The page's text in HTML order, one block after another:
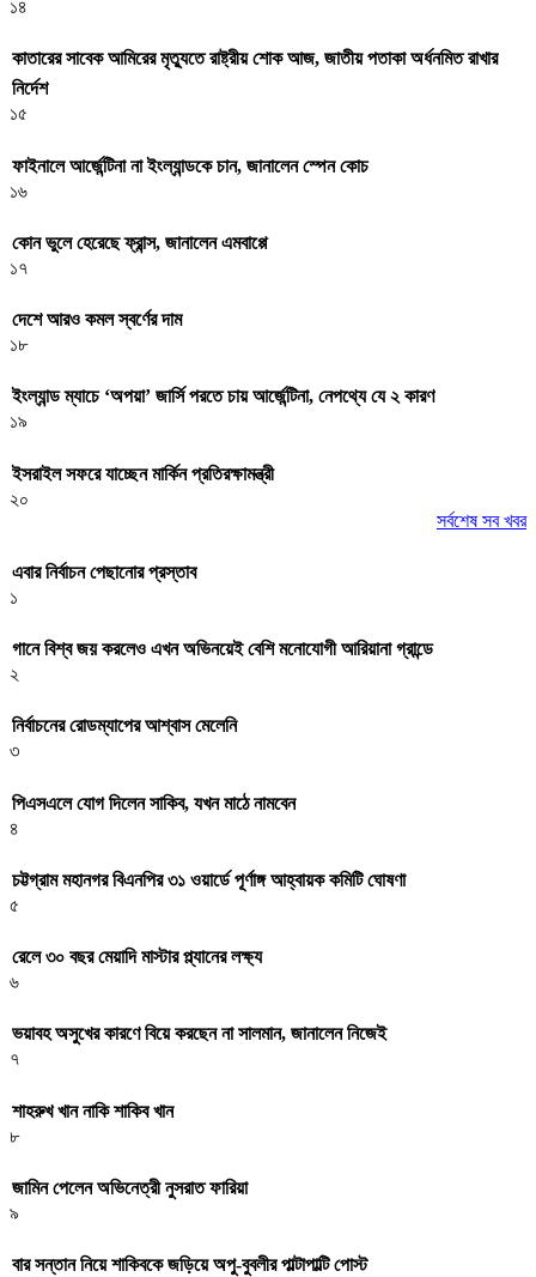
১৪
কাতারের সাবেক আমিরের মৃত্যুতে রাষ্ট্রীয় শোক আজ, জাতীয় পতাকা অর্ধনমিত রাখার
নির্দেশ
১৫
ফাইনালে আর্জেন্টিনা না ইংল্যান্ডকে চান, জানালেন স্পেন কোচ
১৬
কোন ভুলে হেরেছে ফ্রান্স, জানালেন এমবাপ্পে
১৭
দেশে আরও কমল স্বর্ণের দাম
১৮
ইংল্যান্ড ম্যাচে ‘অপয়া’ জার্সি পরতে চায় আর্জেন্টিনা, নেপথ্যে যে ২ কারণ
১৯
ইসরাইল সফরে যাচ্ছেন মার্কিন প্রতিরক্ষামন্ত্রী
২০
সর্বশেষ সব খবর
এবার নির্বাচন পেছানোর প্রস্তাব
১
গানে বিশ্ব জয় করলেও এখন অভিনয়েই বেশি মনোযোগী আরিয়ানা গ্রান্ডে
২
নির্বাচনের রোডম্যাপের আশ্বাস মেলেনি
৩
পিএসএলে যোগ দিলেন সাকিব, যখন মাঠে নামবেন
৪
চট্টগ্রাম মহানগর বিএনপির ৩১ ওয়ার্ডে পূর্ণাঙ্গ আহ্বায়ক কমিটি ঘোষণা
৫
রেলে ৩০ বছর মেয়াদি মাস্টার প্ল্যানের লক্ষ্য
৬
ভয়াবহ অসুখের কারণে বিয়ে করছেন না সালমান, জানালেন নিজেই
৭
শাহরুখ খান নাকি শাকিব খান
৮
জামিন পেলেন অভিনেত্রী নুসরাত ফারিয়া
৯
বার সন্তান নিয়ে শাকিবকে জড়িয়ে অপু-বুবলীর পাল্টাপাল্টি পোস্ট